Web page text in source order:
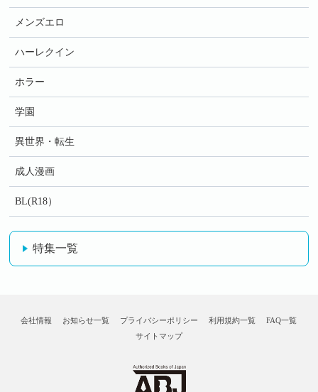
メンズエロ
ハーレクイン
ホラー
学園
異世界・転生
成人漫画
BL(R18）
特集一覧
会社情報 お知らせ一覧 プライバシーポリシー 利用規約一覧
FAQ一覧
サイトマップ